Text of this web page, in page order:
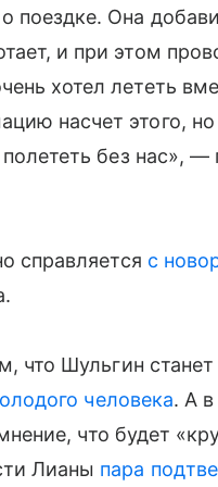
поездке. Она
и при этом
хотел лететь
насчет этого,
без нас», —
справляется с
что Шульгин
человека. А
что будет
Лианы пара